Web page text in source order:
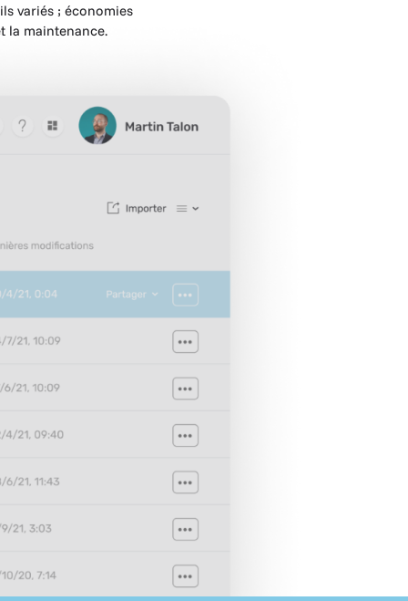
variés ; économies
la maintenance.